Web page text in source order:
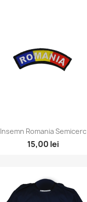
Insemn Romania Semicerc
15,00 lei